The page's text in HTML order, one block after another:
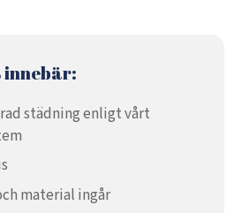
innebär:
städning enligt vårt
material ingår